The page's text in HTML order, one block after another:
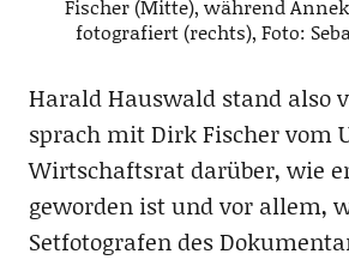
Fischer (Mitte), während
fotografiert (rechts), Foto:
Harald Hauswald stand also
sprach mit Dirk Fischer vom
Wirtschaftsrat darüber, wie
geworden ist und vor allem,
Setfotografen des